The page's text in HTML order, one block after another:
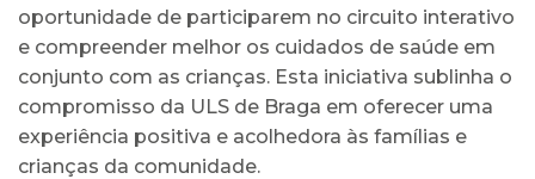
oportunidade de participarem no circuito interativo
e compreender melhor os cuidados de saúde em
conjunto com as crianças. Esta iniciativa sublinha o
compromisso da ULS de Braga em oferecer uma
experiência positiva e acolhedora às famílias e
crianças da comunidade.